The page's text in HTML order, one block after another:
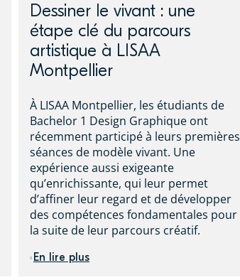
Dessiner le vivant : une
étape clé du parcours
artistique à LISAA
Montpellier
À LISAA Montpellier, les étudiants de
Bachelor 1 Design Graphique ont
récemment participé à leurs premières
séances de modèle vivant. Une
expérience aussi exigeante
qu’enrichissante, qui leur permet
d’affiner leur regard et de développer
des compétences fondamentales pour
la suite de leur parcours créatif.
En lire plus